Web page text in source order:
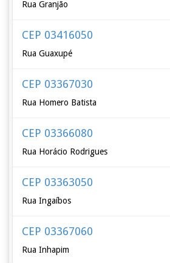
Rua Granjão
CEP 03416050
Rua Guaxupé
CEP 03367030
Rua Homero Batista
CEP 03366080
Rua Horácio Rodrigues
CEP 03363050
Rua Ingaíbos
CEP 03367060
Rua Inhapim